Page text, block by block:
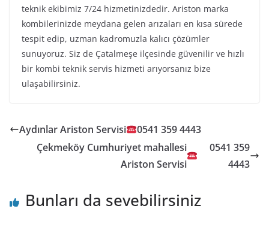
teknik ekibimiz 7/24 hizmetinizdedir. Ariston marka
kombilerinizde meydana gelen arızaları en kısa sürede
tespit edip, uzman kadromuzla kalıcı çözümler
sunuyoruz. Siz de Çatalmeşe ilçesinde güvenilir ve hızlı
bir kombi teknik servis hizmeti arıyorsanız bize
ulaşabilirsiniz.
Aydınlar Ariston Servisi
0541 359 4443
Çekmeköy Cumhuriyet mahallesi
Ariston Servisi
0541 359
4443
Bunları da sevebilirsiniz